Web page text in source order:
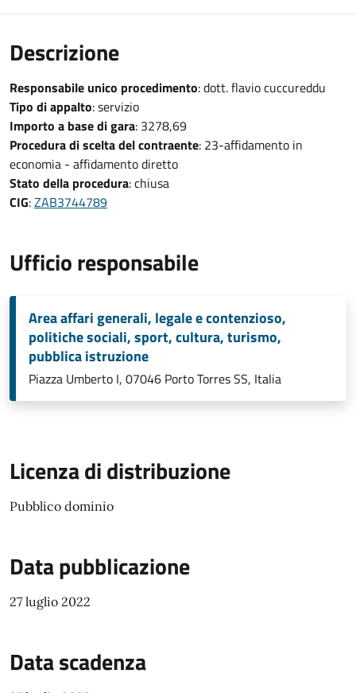
Descrizione
Responsabile unico procedimento: dott. flavio cuccureddu
Tipo di appalto: servizio
Importo a base di gara: 3278,69
Procedura di scelta del contraente: 23-affidamento in
economia - affidamento diretto
Stato della procedura: chiusa
CIG:ZAB3744789
Ufficio responsabile
Area affari generali, legale e contenzioso,
politiche sociali, sport, cultura, turismo,
pubblica istruzione
Piazza Umberto I, 07046 Porto Torres SS, Italia
Licenza di distribuzione
Pubblico dominio
Data pubblicazione
27 luglio 2022
Data scadenza